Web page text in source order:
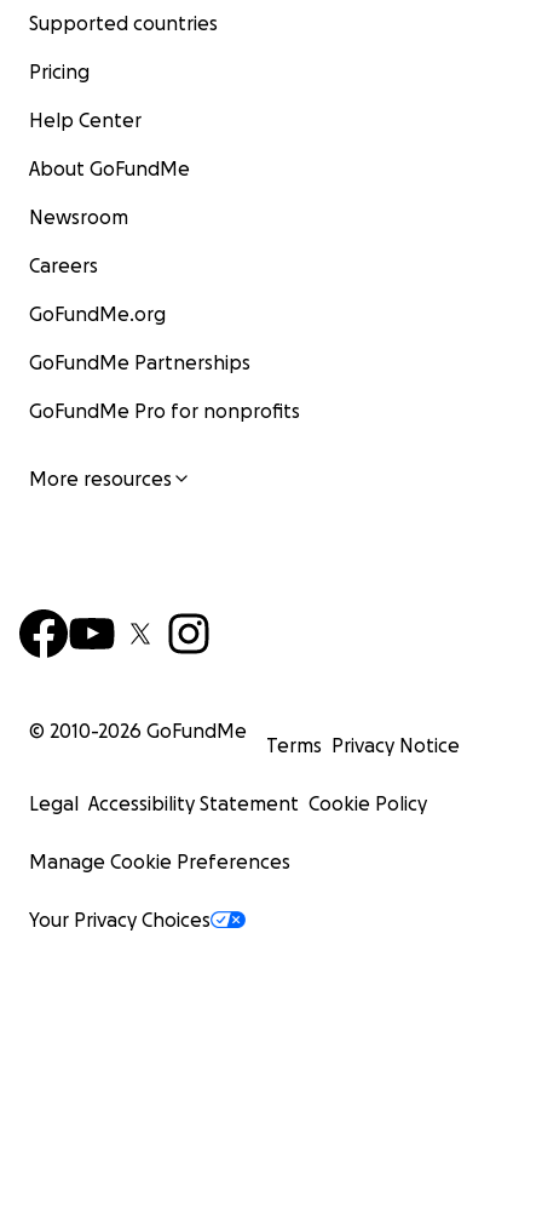
Supported countries
Pricing
Help Center
About GoFundMe
Newsroom
Careers
GoFundMe.org
GoFundMe Partnerships
GoFundMe Pro for nonprofits
More resources
© 2010-2026 GoFundMe
Terms Privacy Notice
Legal Accessibility Statement Cookie Policy
Manage Cookie Preferences
Your Privacy Choices